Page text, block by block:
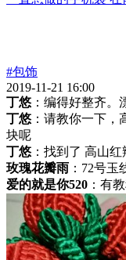
#包饰
2019-11-21 16:00
丁悠 ：编得好整齐。
丁悠 ：请教你一下
块呢
丁悠 ：找到了 高山
玫瑰花瓣雨 ：72号玉
爱的就是你520 ：有